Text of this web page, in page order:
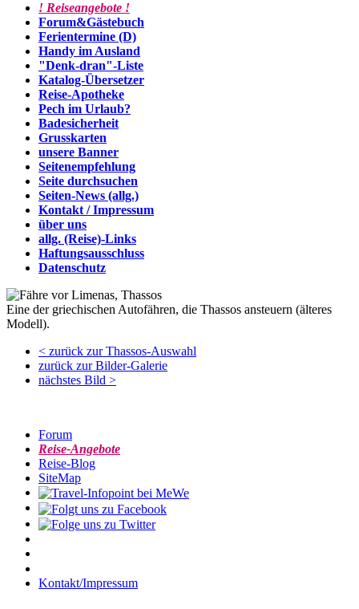
! Reiseangebote !
Forum&Gästebuch
Ferientermine (D)
Handy im Ausland
"Denk-dran"-Liste
Katalog-Übersetzer
Reise-Apotheke
Pech im Urlaub?
Badesicherheit
Grusskarten
unsere Banner
Seitenempfehlung
Seite durchsuchen
Seiten-News (allg.)
Kontakt / Impressum
über uns
allg. (Reise)-Links
Haftungsausschluss
Datenschutz
Eine der griechischen Autofähren, die Thassos ansteuern (älteres
Modell).
< zurück zur Thassos-Auswahl
zurück zur Bilder-Galerie
nächstes Bild >
Forum
Reise-Angebote
Reise-Blog
SiteMap
Kontakt/Impressum